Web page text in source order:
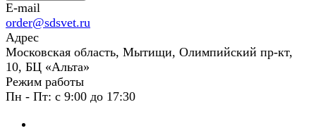
E-mail
order@sdsvet.ru
Адрес
Московская область, Мытищи, Олимпийский пр-кт,
10, БЦ «Альта»
Режим работы
Пн - Пт: с 9:00 до 17:30